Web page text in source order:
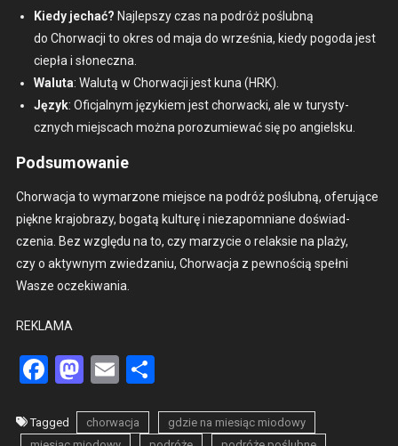
Kiedy jechać? Najlep­szy czas na podróż poślub­ną
do Chorwacji to okres od maja do wrześ­nia, kiedy pogo­da jest
ciepła i słonecz­na.
Walu­ta: Walutą w Chorwacji jest kuna (HRK).
Język: Ofic­jal­nym językiem jest chorwac­ki, ale w turysty­
cznych miejs­cach moż­na porozu­miewać się po ang­iel­sku.
Podsumowanie
Chorwac­ja to wymar­zone miejsce na podróż poślub­ną, ofer­u­jące
piękne kra­jo­brazy, bogatą kul­turę i nieza­pom­ni­ane doświad­
czenia. Bez wzglę­du na to, czy marzy­cie o relak­sie na plaży,
czy o akty­wnym zwiedza­niu, Chorwac­ja z pewnoś­cią spełni
Wasze oczeki­wa­nia.
REKLAMA
Facebook
Mastodon
EmailShare
Tagged chorwacja
gdzie na miesiąc miodowy